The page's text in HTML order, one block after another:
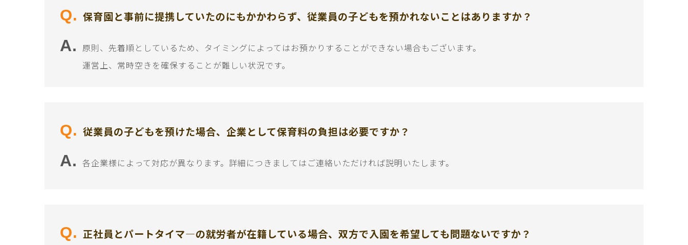
保育園と事前に提携していたのにもかかわらず、従業員の子どもを預かれないことはありますか？
原則、先着順としているため、タイミングによってはお預かりすることができない場合もございます。
運営上、常時空きを確保することが難しい状況です。
従業員の子どもを預けた場合、企業として保育料の負担は必要ですか？
各企業様によって対応が異なります。詳細につきましてはご連絡いただければ説明いたします。
正社員とパートタイマ―の就労者が在籍している場合、双方で入園を希望しても問題ないですか？